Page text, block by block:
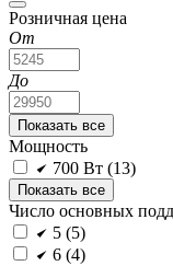
Розничная цена
От
До
Показать все
Мощность
700 Вт (13)
Показать все
Число основных
5 (5)
6 (4)